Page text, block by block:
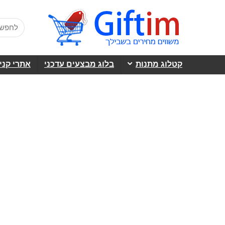
קטלוג מתנות בלוג מבצעים עדכני אתרי